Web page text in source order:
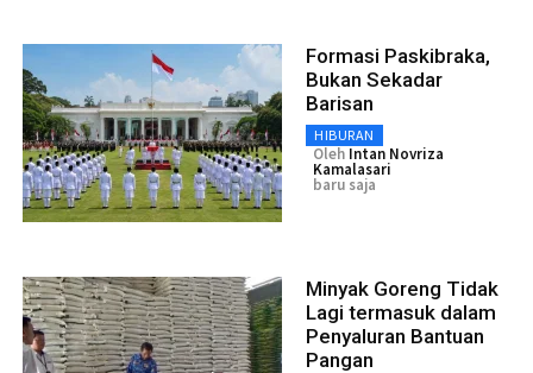
Formasi Paskibraka,
Bukan Sekadar
Barisan
HIBURAN
Oleh Intan Novriza
Kamalasari
baru saja
Minyak Goreng Tidak
Lagi termasuk dalam
Penyaluran Bantuan
Pangan